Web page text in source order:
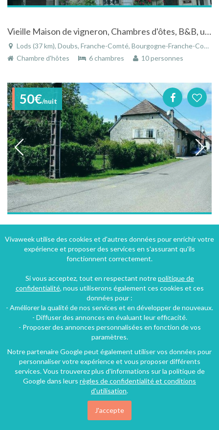
Vieille Maison de vigneron, Chambres d'ôtes, B&B, une location dans la vallée de la Loue
Lods (37 km), Doubs, Franche-Comté, Bourgogne-Franche-Comté, France
Chambre d'hôtes
6 chambres 10 personnes
50€/nuit
Appartement 'les Gabelous' à Chissey-sur-Loue - Jura - Franche-Comté
Chissey-sur-Loue (38 km), Jura, Franche-Comté, Bourgogne-Franche-Comté, France
Vivaweek utilise des cookies et d'autres données pour enrichir votre
expérience et proposer des services en s'assurant qu'ils
fonctionnent correctement.
Si vous acceptez, tout en respectant notrepolitique de
confidentialité, nous utiliserons également ces cookies et ces
données pour :
- Améliorer la qualité de nos services et en développer de nouveaux.
- Diffuser des annonces en évaluant leur efficacité.
- Proposer des annonces personnalisées en fonction de vos
paramètres.
Notre partenaire Google peut également utiliser vos données pour
personnaliser votre expérience et vous proposer différents
services. Vous trouverez plus d'informations sur la politique de
Google dans leurs règles de confidentialité et conditions
d'utilisation.
J'accepte